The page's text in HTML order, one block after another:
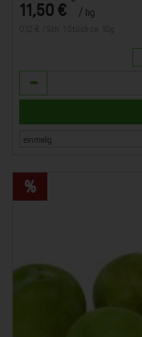
11,50 € / kg
Anzahl